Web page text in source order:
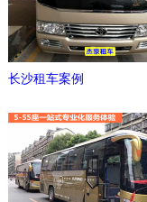
长沙租车案例